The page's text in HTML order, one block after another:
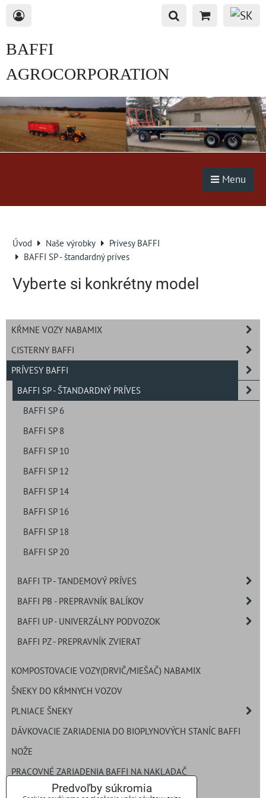
BAFFI
AGROCORPORATION
s.r.o.
Menu
Úvod Naše výrobky
Prívesy BAFFI
BAFFI SP - štandardný príves
Vyberte si konkrétny model
KŔMNE VOZY NABAMIX
CISTERNY BAFFI
PRÍVESY BAFFI
BAFFI SP - ŠTANDARDNÝ PRÍVES
BAFFI SP 6
BAFFI SP 8
BAFFI SP 10
BAFFI SP 12
BAFFI SP 14
BAFFI SP 16
BAFFI SP 18
BAFFI SP 20
BAFFI TP - TANDEMOVÝ PRÍVES
BAFFI PB - PREPRAVNÍK BALÍKOV
BAFFI UP - UNIVERZÁLNY PODVOZOK
BAFFI PZ - PREPRAVNÍK ZVIERAT
KOMPOSTOVACIE VOZY(DRVIČ/MIEŠAČ) NABAMIX
ŠNEKY DO KŔMNYCH VOZOV
PLNIACE ŠNEKY
DÁVKOVACIE ZARIADENIA DO BIOPLYNOVÝCH STANÍC BAFFI
NOŽE
PRACOVNÉ ZARIADENIA BAFFI NA NAKLADAČ
ROZDRUŽOVAČ BALÍKOV
Predvoľby súkromia